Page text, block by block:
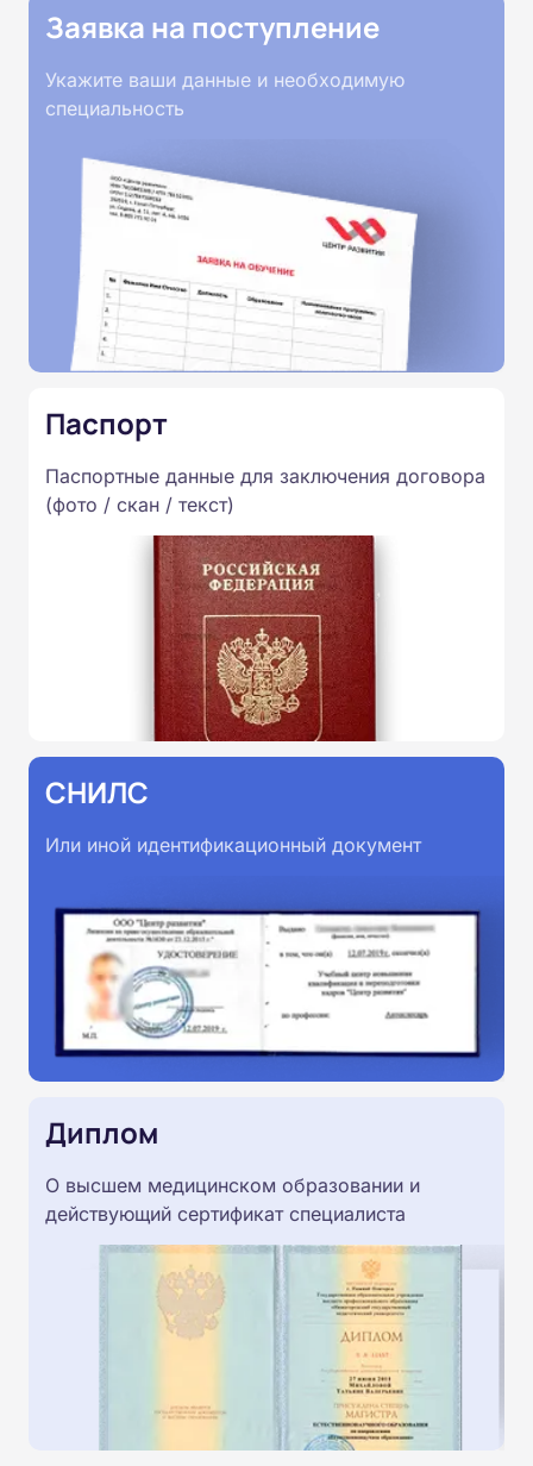
Заявка на поступление
Укажите ваши данные и необходимую
специальность
Паспорт
Паспортные данные для заключения договора
(фото / скан / текст)
СНИЛС
Или иной идентификационный документ
Диплом
О высшем медицинском образовании и
действующий сертификат специалиста